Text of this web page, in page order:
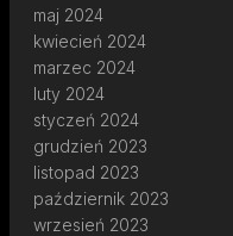
maj 2024
kwiecień 2024
marzec 2024
luty 2024
styczeń 2024
grudzień 2023
listopad 2023
październik 2023
wrzesień 2023